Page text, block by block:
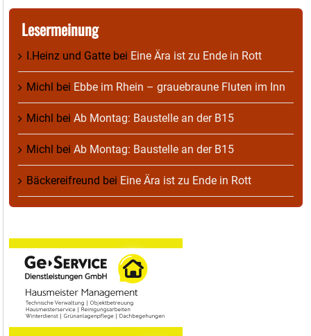
Lesermeinung
I.Heinz und Gatte bei Eine Ära ist zu Ende in Rott
Michl bei Ebbe im Rhein – grauebraune Fluten im Inn
Michl bei Ab Montag: Baustelle an der B15
Michl bei Ab Montag: Baustelle an der B15
Bäckereifreund bei Eine Ära ist zu Ende in Rott